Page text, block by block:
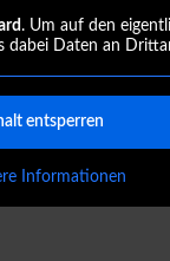
. Um auf den
dabei Daten an
entsperren
Informationen